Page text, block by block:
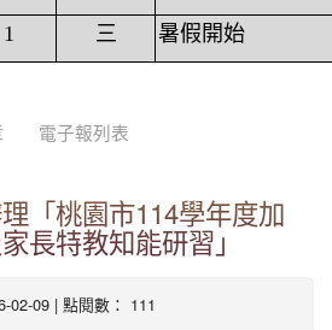
1 三 暑假開始
電子報列表
「桃園市114學年度加
長特教知能研習」
02-09 | 點閱數： 111